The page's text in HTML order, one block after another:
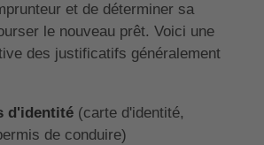
et de déterminer sa
le nouveau prêt. Voici une
des justificatifs généralement
d'identité(carte d'identité,
de conduire)